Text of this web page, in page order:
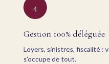
4
Gestion 100% déléguée
Loyers, sinistres, fiscalité :
s'occupe de tout.